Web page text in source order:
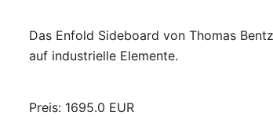
Das Enfold Sideboard von Thomas
auf industrielle Elemente.
Preis: 1695.0 EUR